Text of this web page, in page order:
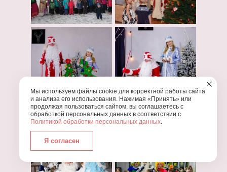
Мы используем файлы cookie для корректной работы сайта
и анализа его использования. Нажимая «Принять» или
продолжая пользоваться сайтом, вы соглашаетесь с
обработкой персональных данных в соответствии с
Политикой обработки персональных данных.
Я согласен